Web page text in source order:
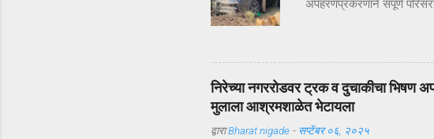
अपहरणप्रकरणाने संपूर्ण
आलं. पण काही तासांतच
सुखरूप सुटका झाली. क्षणात
कापूरहोळच्या मुख्य रस्त्यावर
जबरदस्तीने गाडीत बसवून
परिसरातील लोक स्तब्ध झाले.
यंत्रणेद्वारे संदेश पसरवण्यात
निरेच्या नगररोडवर ट्रक व दुचाकीचा भिषण
मुलाला आश्रमशाळेत भेटायला
द्वाराBharat nigade - सप्टेंबर ०६, २०२५